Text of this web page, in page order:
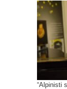
“Alpinisti